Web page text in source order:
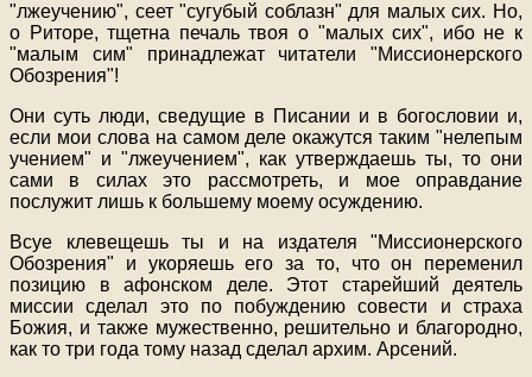
"лжеучению", сеет "сугубый соблазн" для малых сих. Но,
о Риторе, тщетна печаль твоя о "малых сих", ибо не к
"малым сим" принадлежат читатели "Миссионерского
Обозрения"!
Они суть люди, сведущие в Писании и в богословии и,
если мои слова на самом деле окажутся таким "нелепым
учением" и "лжеучением", как утверждаешь ты, то они
сами в силах это рассмотреть, и мое оправдание
послужит лишь к большему моему осуждению.
Всуе клевещешь ты и на издателя "Миссионерского
Обозрения" и укоряешь его за то, что он переменил
позицию в афонском деле. Этот старейший деятель
миссии сделал это по побуждению совести и страха
Божия, и также мужественно, решительно и благородно,
как то три года тому назад сделал архим. Арсений.